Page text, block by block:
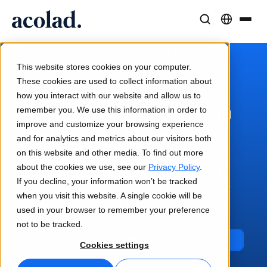
This website stores cookies on your computer.
These cookies are used to collect information about
how you interact with our website and allow us to
remember you. We use this information in order to
improve and customize your browsing experience
and for analytics and metrics about our visitors both
on this website and other media. To find out more
about the cookies we use, see our Privacy Policy.
If you decline, your information won’t be tracked
when you visit this website. A single cookie will be
used in your browser to remember your preference
not to be tracked.
Cookies settings
Traduction
Vitesse de l’IA, précision humaine
Interprétation
Communication fluide, partout
Médias et Divertissement
Donnez vie à vos contenus sur tous les écrans
Conseil et Externalisation
Lia Translate
Traductions instantanées adaptées à votre marque
Lia Live
L'interprétation revisitée
Connectivité
Intégration des flux de travail simplifiée
Interprétation IA
Études de cas
Résultats concrets de nos clients
Articles
Analyses d’experts sur le contenu global
Ebooks
Guides et stratégies approfondis
Webinaires à la demande
À propos d’Acolad
Durabilité
Partenaires
Actualités
Assurance qualité de la
traduction et post-
édition
Lorsqu'il s'agit de traductions, la qualité de la
langue est essentielle. Mais comment être sûr
de fournir des traductions de qualité à votre
public international ?